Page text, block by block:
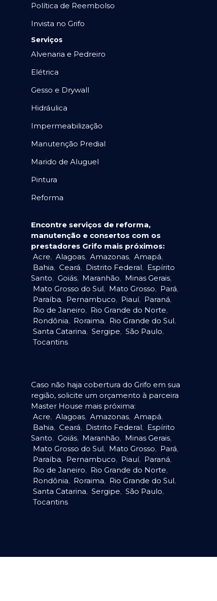
Política de Reembolso
Invista no Grifo
Serviços
Alvenaria e Pedreiro
Elétrica
Gesso e Drywall
Hidráulica
Impermeabilização
Manutenção Predial
Marido de Aluguel
Pintura
Reforma
Encontre serviços de reforma,
manutenção e consertos com os
prestadores Grifo mais próximos:
Acre, Alagoas, Amazonas, Amapá,
Bahia, Ceará, Distrito Federal, Espírito
Santo, Goiás, Maranhão, Minas Gerais,
Mato Grosso do Sul, Mato Grosso, Pará,
Paraíba, Pernambuco, Piauí, Paraná,
Rio de Janeiro, Rio Grande do Norte,
Rondônia, Roraima, Rio Grande do Sul,
Santa Catarina, Sergipe, São Paulo,
Tocantins.
Caso não haja cobertura do Grifo em sua
região, solicite um orçamento à parceira
Master House mais próxima:
Acre, Alagoas, Amazonas, Amapá,
Bahia, Ceará, Distrito Federal, Espírito
Santo, Goiás, Maranhão, Minas Gerais,
Mato Grosso do Sul, Mato Grosso, Pará,
Paraíba, Pernambuco, Piauí, Paraná,
Rio de Janeiro, Rio Grande do Norte,
Rondônia, Roraima, Rio Grande do Sul,
Santa Catarina, Sergipe, São Paulo,
Tocantins.